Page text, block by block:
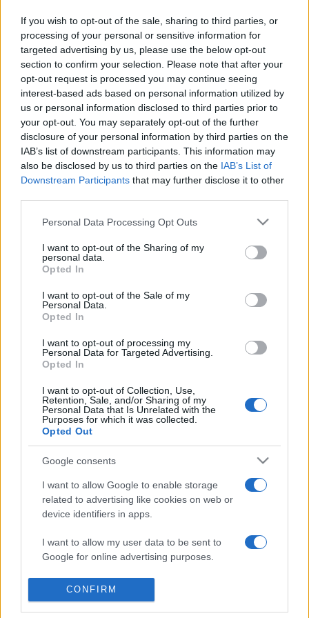
If you wish to opt-out of the sale, sharing to third parties, or
processing of your personal or sensitive information for
targeted advertising by us, please use the below opt-out
section to confirm your selection. Please note that after your
opt-out request is processed you may continue seeing
interest-based ads based on personal information utilized by
us or personal information disclosed to third parties prior to
your opt-out. You may separately opt-out of the further
disclosure of your personal information by third parties on the
IAB’s list of downstream participants. This information may
also be disclosed by us to third parties on the IAB’s List of
Downstream Participants that may further disclose it to other
Please note that this website/app uses one or more Google
not limited to your visit or usage behaviour. You may click to
grant or deny consent to Google and its third-party tags to
use your data for below specified purposes in below Google
consent section.
Personal Data Processing Opt Outs
I want to opt-out of the Sharing of my
personal data.
Opted In
I want to opt-out of the Sale of my
Personal Data.
Opted In
I want to opt-out of processing my
Personal Data for Targeted Advertising.
Opted In
I want to opt-out of Collection, Use,
Retention, Sale, and/or Sharing of my
Personal Data that Is Unrelated with the
Purposes for which it was collected.
Opted Out
Google consents
I want to allow Google to enable storage
related to advertising like cookies on web or
device identifiers in apps.
I want to allow my user data to be sent to
Google for online advertising purposes.
I want to allow Google to send me
personalized advertising.
CONFIRM
PORTRÉ
IRODALOM
Halála után is gazdagította a magyar
irodalmat Radnóti Miklós
Nyolcvan éve, 1944. november 9-én halt meg Radnóti Miklós
költő, műfordító, a 20. századi magyar líra egyik
meghatározó alakja, akinek korai költészetét a szabadvers
forma, a lázadó expresszionista hang jellemzi, az egyre
fenyegetőbb létben megszülető művei azonban már kiérlelt,
klasszikus formát mutatnak.
IRODALOM
Lator László elvesztett édenkertje
1944 között, a kárpátaljai Tiszasásváron, kertjükben és a
Tisza-parton készült családi képeket tartalmazó albumot a
költő kommentárjaival. Még vele együtt állították össze, de
már csak posztumusz jelenhetett meg.
SZÍNPAD
Felzaklató, inspiráló, nyomasztó – Az
erősen elképzelt néző színháza
Színházi élet a Covid idején – erről és más, a szakmát
foglalkoztató kérdésekről beszélgetett Ferencz Győző, a
Széchenyi Irodalmi és Művészeti Akadémia ügyvezető
Gáborral.